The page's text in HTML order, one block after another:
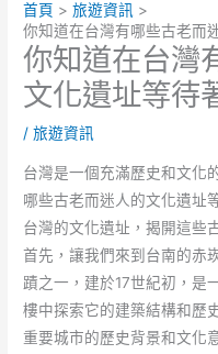
首頁
旅遊資訊
你知道在台灣有哪些古老而
你知道在台灣
文化遺址等待
/旅遊資訊
台灣是一個充滿歷史和文化
哪些古老而迷人的文化遺址
台灣的文化遺址，揭開這些
首先，讓我們來到台南的赤
蹟之一，建於17世紀初，是
樓中探索它的建築結構和歷
重要城市的歷史背景和文化